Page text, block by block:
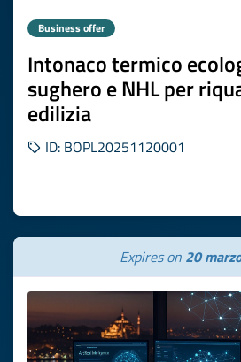
Business offer
Intonaco termico
sughero e NHL per
edilizia
ID: BOPL20251120001
Expires on 20